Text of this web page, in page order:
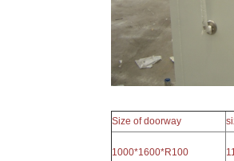
Size of doorway
1000*1600*R100